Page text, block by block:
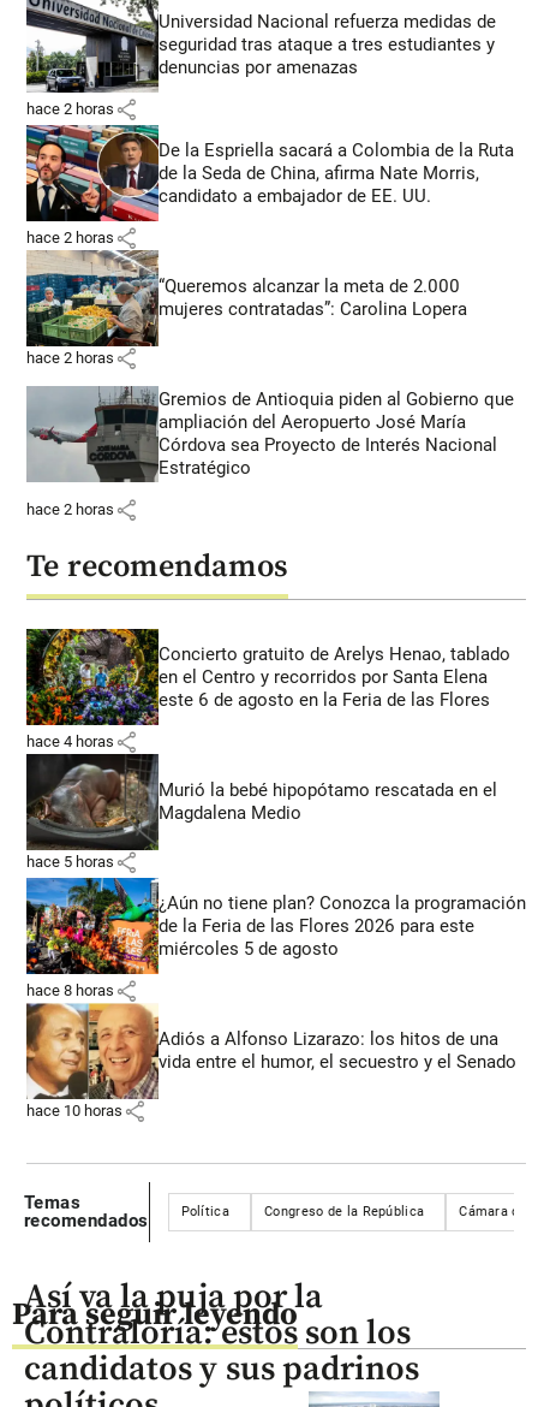
Universidad Nacional refuerza medidas de
seguridad tras ataque a tres estudiantes y
denuncias por amenazas
hace 2 horas share
De la Espriella sacará a Colombia de la Ruta
de la Seda de China, afirma Nate Morris,
candidato a embajador de EE. UU.
hace 2 horas share
“Queremos alcanzar la meta de 2.000
mujeres contratadas”: Carolina Lopera
hace 2 horas share
Gremios de Antioquia piden al Gobierno que
ampliación del Aeropuerto José María
Córdova sea Proyecto de Interés Nacional
Estratégico
hace 2 horas share
Te recomendamos
Concierto gratuito de Arelys Henao, tablado
en el Centro y recorridos por Santa Elena
este 6 de agosto en la Feria de las Flores
hace 4 horas share
Murió la bebé hipopótamo rescatada en el
Magdalena Medio
hace 5 horas share
¿Aún no tiene plan? Conozca la programación
de la Feria de las Flores 2026 para este
miércoles 5 de agosto
hace 8 horas share
Adiós a Alfonso Lizarazo: los hitos de una
vida entre el humor, el secuestro y el Senado
hace 10 horas share
Temas
recomendados
Política Congreso de la República Cámara de
Para seguir leyendo
Así va la puja por la
Contraloría: estos son los
candidatos y sus padrinos